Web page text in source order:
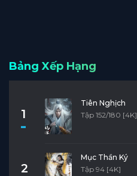
Bảng Xếp Hạng
1
Tiên Nghịch
Tập 152/180 [4K]
2
Mục Thần Ký
Tập 94 [4K]